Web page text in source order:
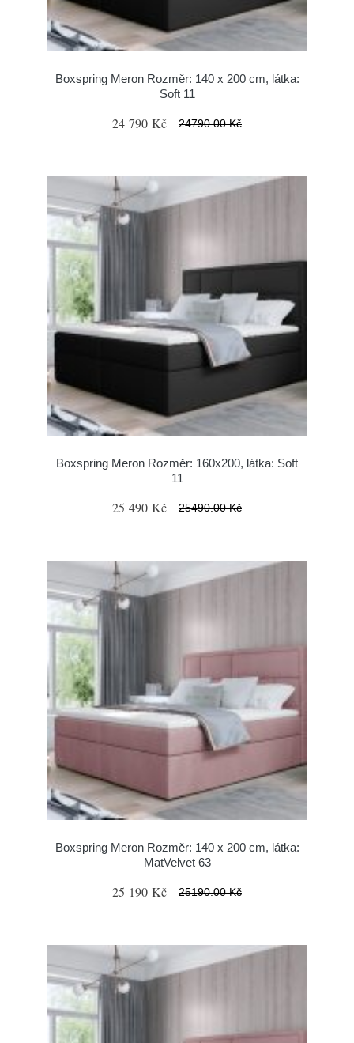
Boxspring Meron Rozměr: 140 x 200 cm, látka:
Soft 11
24 790 Kč 24790.00 Kč
Boxspring Meron Rozměr: 160x200, látka: Soft
11
25 490 Kč 25490.00 Kč
Boxspring Meron Rozměr: 140 x 200 cm, látka:
MatVelvet 63
25 190 Kč 25190.00 Kč